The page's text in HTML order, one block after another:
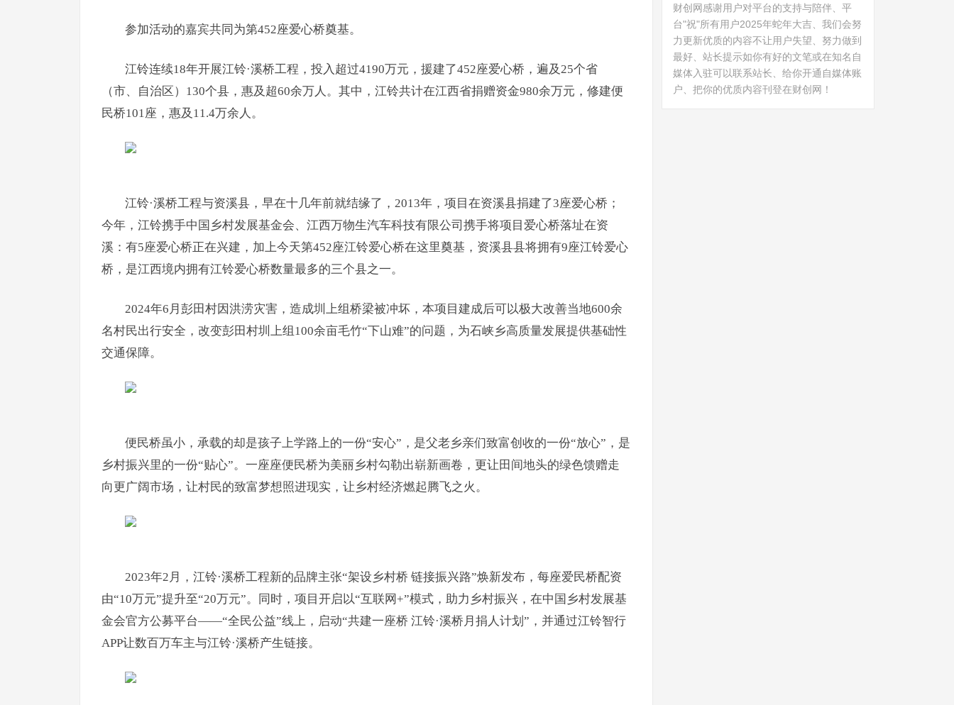
参加活动的嘉宾共同为第452座爱心桥奠基。
江铃连续18年开展江铃·溪桥工程，投入超过4190万元，援建了452座爱心桥，遍及25个省
（市、自治区）130个县，惠及超60余万人。其中，江铃共计在江西省捐赠资金980余万元，修建便
民桥101座，惠及11.4万余人。
江铃·溪桥工程与资溪县，早在十几年前就结缘了，2013年，项目在资溪县捐建了3座爱心桥；
今年，江铃携手中国乡村发展基金会、江西万物生汽车科技有限公司携手将项目爱心桥落址在资
溪：有5座爱心桥正在兴建，加上今天第452座江铃爱心桥在这里奠基，资溪县县将拥有9座江铃爱心
桥，是江西境内拥有江铃爱心桥数量最多的三个县之一。
2024年6月彭田村因洪涝灾害，造成圳上组桥梁被冲坏，本项目建成后可以极大改善当地600余
名村民出行安全，改变彭田村圳上组100余亩毛竹“下山难”的问题，为石峡乡高质量发展提供基础性
交通保障。
便民桥虽小，承载的却是孩子上学路上的一份“安心”，是父老乡亲们致富创收的一份“放心”，是
乡村振兴里的一份“贴心”。一座座便民桥为美丽乡村勾勒出崭新画卷，更让田间地头的绿色馈赠走
向更广阔市场，让村民的致富梦想照进现实，让乡村经济燃起腾飞之火。
2023年2月，江铃·溪桥工程新的品牌主张“架设乡村桥 链接振兴路”焕新发布，每座爱民桥配资
由“10万元”提升至“20万元”。同时，项目开启以“互联网+”模式，助力乡村振兴，在中国乡村发展基
金会官方公募平台——“全民公益”线上，启动“共建一座桥 江铃·溪桥月捐人计划”，并通过江铃智行
APP让数百万车主与江铃·溪桥产生链接。
财创网感谢用户对平台的支持与陪伴、平
台"祝"所有用户2025年蛇年大吉、我们会努
力更新优质的内容不让用户失望、努力做到
最好、站长提示如你有好的文笔或在知名自
媒体入驻可以联系站长、给你开通自媒体账
户、把你的优质内容刊登在财创网！